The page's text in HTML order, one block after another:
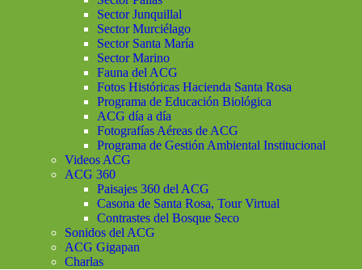
Sector Junquillal
Sector Murciélago
Sector Santa María
Sector Marino
Fauna del ACG
Fotos Históricas Hacienda Santa Rosa
Programa de Educación Biológica
ACG día a día
Fotografías Aéreas de ACG
Programa de Gestión Ambiental Institucional
Videos ACG
ACG 360
Paisajes 360 del ACG
Casona de Santa Rosa, Tour Virtual
Contrastes del Bosque Seco
Sonidos del ACG
ACG Gigapan
Charlas